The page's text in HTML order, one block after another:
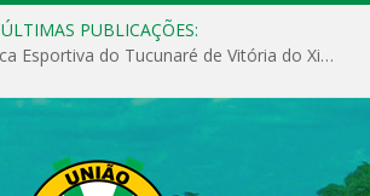
ÚLTIMAS PUBLICAÇÕES:
4º Torneio de Pesca Esportiva do Tucunaré de Vitória do Xingu